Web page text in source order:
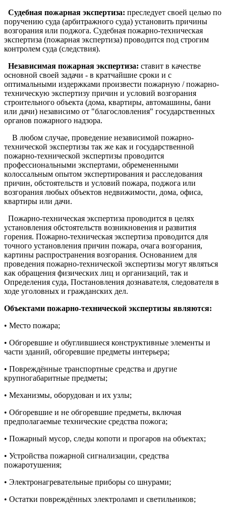
Судебная пожарная экспертиза: преследует своей целью по
поручению суда (арбитражного суда) установить причины
возгорания или поджога. Судебная пожарно-техническая
экспертиза (пожарная экспертиза) проводится под строгим
контролем суда (следствия).
Независимая пожарная экспертиза: ставит в качестве
основной своей задачи - в кратчайшие сроки и с
оптимальными издержками произвести пожарную / пожарно-
техническую экспертизу причин и условий возгорания
строительного объекта (дома, квартиры, автомашины, бани
или дачи) независимо от "благословления" государственных
органов пожарного надзора.
В любом случае, проведение независимой пожарно-
технической экспертизы так же как и государственной
пожарно-технической экспертизы проводится
профессиональными экспертами, обремененными
колоссальным опытом экспертирования и расследования
причин, обстоятельств и условий пожара, поджога или
возгорания любых объектов недвижимости, дома, офиса,
квартиры или дачи.
Пожарно-техническая экспертиза проводится в целях
установления обстоятельств возникновения и развития
горения. Пожарно-техническая экспертиза проводится для
точного установления причин пожара, очага возгорания,
картины распространения возгорания. Основанием для
проведения пожарно-технической экспертизы могут являться
как обращения физических лиц и организаций, так и
Определения суда, Постановления дознавателя, следователя в
ходе уголовных и гражданских дел.
Объектами пожарно-технической экспертизы являются:
• Место пожара;
• Обгоревшие и обуглившиеся конструктивные элементы и
части зданий, обгоревшие предметы интерьера;
• Повреждённые транспортные средства и другие
крупногабаритные предметы;
• Механизмы, оборудован и их узлы;
• Обгоревшие и не обгоревшие предметы, включая
предполагаемые технические средства пожога;
• Пожарный мусор, следы копоти и прогаров на объектах;
• Устройства пожарной сигнализации, средства
пожаротушения;
• Электронагревательные приборы со шнурами;
• Остатки повреждённых электроламп и светильников;